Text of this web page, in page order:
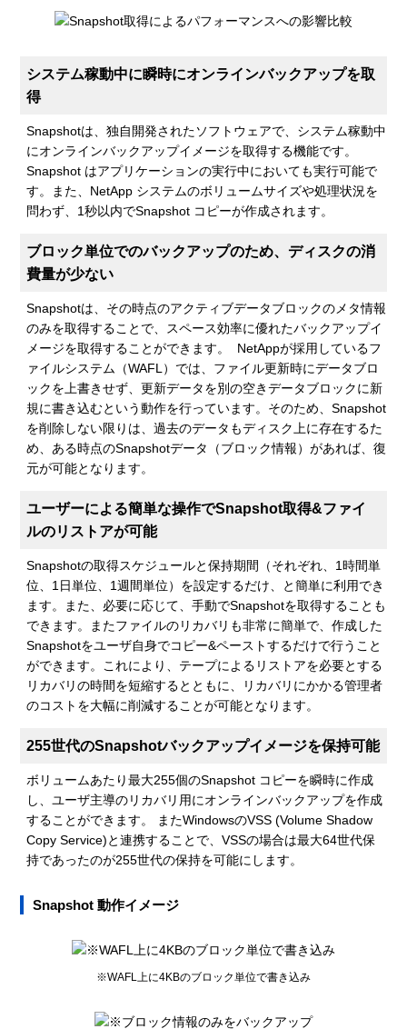
システム稼動中に瞬時にオンラインバックアップを取
得
Snapshotは、独自開発されたソフトウェアで、システム稼動中
にオンラインバックアップイメージを取得する機能です。
Snapshot はアプリケーションの実行中においても実行可能で
す。また、NetApp システムのボリュームサイズや処理状況を
問わず、1秒以内でSnapshot コピーが作成されます。
ブロック単位でのバックアップのため、ディスクの消
費量が少ない
Snapshotは、その時点のアクティブデータブロックのメタ情報
のみを取得することで、スペース効率に優れたバックアップイ
メージを取得することができます。 NetAppが採用しているフ
ァイルシステム（WAFL）では、ファイル更新時にデータブロ
ックを上書きせず、更新データを別の空きデータブロックに新
規に書き込むという動作を行っています。そのため、Snapshot
を削除しない限りは、過去のデータもディスク上に存在するた
め、ある時点のSnapshotデータ（ブロック情報）があれば、復
元が可能となります。
ユーザーによる簡単な操作でSnapshot取得&ファイ
ルのリストアが可能
Snapshotの取得スケジュールと保持期間（それぞれ、1時間単
位、1日単位、1週間単位）を設定するだけ、と簡単に利用でき
ます。また、必要に応じて、手動でSnapshotを取得することも
できます。またファイルのリカバリも非常に簡単で、作成した
Snapshotをユーザ自身でコピー&ペーストするだけで行うこと
ができます。これにより、テープによるリストアを必要とする
リカバリの時間を短縮するとともに、リカバリにかかる管理者
のコストを大幅に削減することが可能となります。
255世代のSnapshotバックアップイメージを保持可能
ボリュームあたり最大255個のSnapshot コピーを瞬時に作成
し、ユーザ主導のリカバリ用にオンラインバックアップを作成
することができます。 またWindowsのVSS (Volume Shadow
Copy Service)と連携することで、VSSの場合は最大64世代保
持であったのが255世代の保持を可能にします。
Snapshot 動作イメージ
※WAFL上に4KBのブロック単位で書き込み